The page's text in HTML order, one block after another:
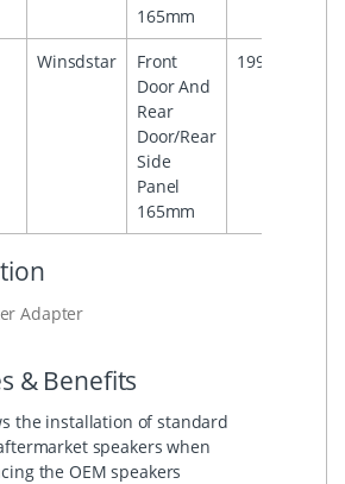
165mm
Winsdstar
Front
Door And
Rear
Door/Rear
Side
Panel
165mm
1994
Adapter
& Benefits
the installation of standard
speakers when
the OEM speakers